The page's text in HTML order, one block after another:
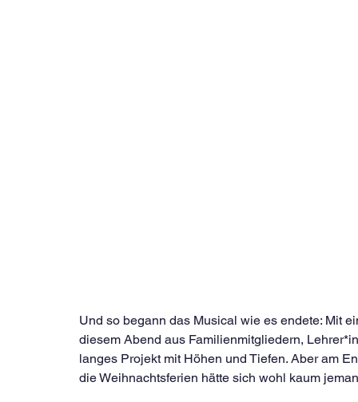
Und so begann das Musical wie es endete: Mit
diesem Abend aus Familienmitgliedern,
langes Projekt mit Höhen und Tiefen. Aber am
die Weihnachtsferien hätte sich wohl kaum